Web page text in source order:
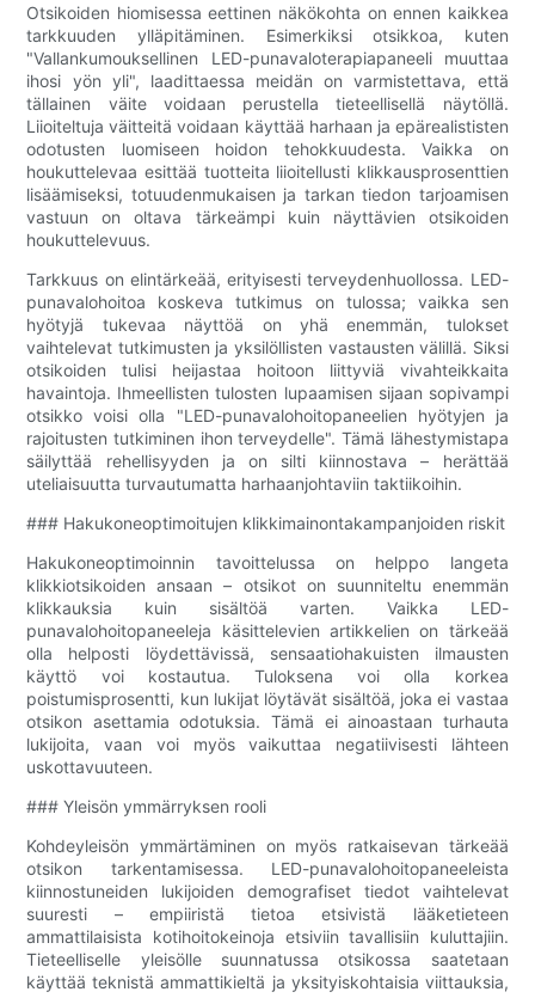
Otsikoiden hiomisessa eettinen näkökohta on ennen kaikkea
tarkkuuden ylläpitäminen. Esimerkiksi otsikkoa, kuten
"Vallankumouksellinen LED-punavaloterapiapaneeli muuttaa
ihosi yön yli", laadittaessa meidän on varmistettava, että
tällainen väite voidaan perustella tieteellisellä näytöllä.
Liioiteltuja väitteitä voidaan käyttää harhaan ja epärealististen
odotusten luomiseen hoidon tehokkuudesta. Vaikka on
houkuttelevaa esittää tuotteita liioitellusti klikkausprosenttien
lisäämiseksi, totuudenmukaisen ja tarkan tiedon tarjoamisen
vastuun on oltava tärkeämpi kuin näyttävien otsikoiden
houkuttelevuus.
Tarkkuus on elintärkeää, erityisesti terveydenhuollossa. LED-
punavalohoitoa koskeva tutkimus on tulossa; vaikka sen
hyötyjä tukevaa näyttöä on yhä enemmän, tulokset
vaihtelevat tutkimusten ja yksilöllisten vastausten välillä. Siksi
otsikoiden tulisi heijastaa hoitoon liittyviä vivahteikkaita
havaintoja. Ihmeellisten tulosten lupaamisen sijaan sopivampi
otsikko voisi olla "LED-punavalohoitopaneelien hyötyjen ja
rajoitusten tutkiminen ihon terveydelle". Tämä lähestymistapa
säilyttää rehellisyyden ja on silti kiinnostava – herättää
uteliaisuutta turvautumatta harhaanjohtaviin taktiikoihin.
### Hakukoneoptimoitujen klikkimainontakampanjoiden riskit
Hakukoneoptimoinnin tavoittelussa on helppo langeta
klikkiotsikoiden ansaan – otsikot on suunniteltu enemmän
klikkauksia kuin sisältöä varten. Vaikka LED-
punavalohoitopaneeleja käsittelevien artikkelien on tärkeää
olla helposti löydettävissä, sensaatiohakuisten ilmausten
käyttö voi kostautua. Tuloksena voi olla korkea
poistumisprosentti, kun lukijat löytävät sisältöä, joka ei vastaa
otsikon asettamia odotuksia. Tämä ei ainoastaan ​​turhauta
lukijoita, vaan voi myös vaikuttaa negatiivisesti lähteen
uskottavuuteen.
### Yleisön ymmärryksen rooli
Kohdeyleisön ymmärtäminen on myös ratkaisevan tärkeää
otsikon tarkentamisessa. LED-punavalohoitopaneeleista
kiinnostuneiden lukijoiden demografiset tiedot vaihtelevat
suuresti – empiiristä tietoa etsivistä lääketieteen
ammattilaisista kotihoitokeinoja etsiviin tavallisiin kuluttajiin.
Tieteelliselle yleisölle suunnatussa otsikossa saatetaan
käyttää teknistä ammattikieltä ja yksityiskohtaisia ​​​​viittauksia,